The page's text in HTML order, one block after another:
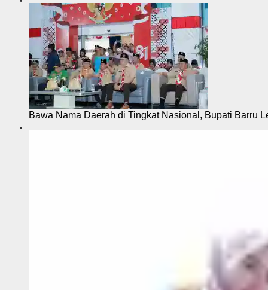
Bawa Nama Daerah di Tingkat Nasional, Bupati Barru